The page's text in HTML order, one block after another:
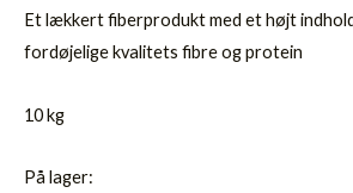
Et lækkert fiberprodukt med et højt
fordøjelige kvalitets fibre og protein
10 kg
På lager: